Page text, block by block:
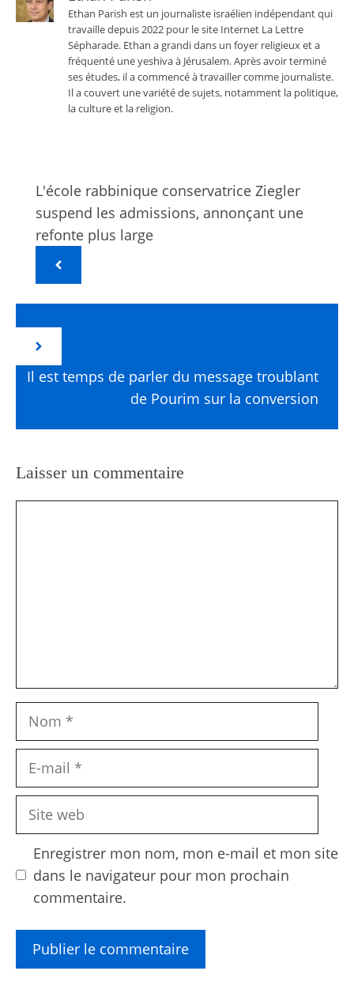
Ethan Parish est un journaliste israélien indépendant qui
travaille depuis 2022 pour le site Internet La Lettre
Sépharade. Ethan a grandi dans un foyer religieux et a
fréquenté une yeshiva à Jérusalem. Après avoir terminé
ses études, il a commencé à travailler comme journaliste.
Il a couvert une variété de sujets, notamment la politique,
la culture et la religion.
L'école rabbinique conservatrice Ziegler
suspend les admissions, annonçant une
refonte plus large
Il est temps de parler du message troublant
de Pourim sur la conversion
Laisser un commentaire
Nom
Site
Enregistrer mon nom, mon e-mail et mon site
dans le navigateur pour mon prochain
commentaire.